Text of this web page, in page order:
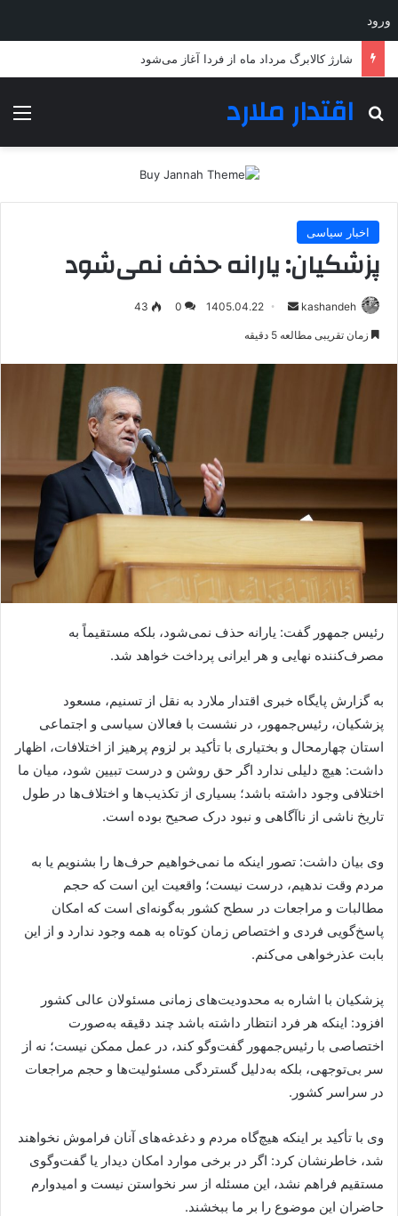
ورود
شارژ کالابرگ مرداد ماه از فردا آغاز می‌شود
اقتدار ملارد
جستجو برای
اخبار سیاسی
پزشکیان: یارانه حذف نمی‌شود
kashandeh
ارسال1405.04.22
0
43
زمان تقریبی مطالعه 5 دقیقه
رئیس‌ جمهور گفت: یارانه حذف نمی‌شود، بلکه مستقیماً به
مصرف‌کننده نهایی و هر ایرانی پرداخت خواهد شد.
به گزارش پایگاه خبری اقتدار ملارد به نقل از تسنیم، مسعود
پزشکیان، رئیس‌جمهور، در نشست با فعالان سیاسی و اجتماعی
استان چهارمحال و بختیاری با تأکید بر لزوم پرهیز از اختلافات، اظهار
داشت: هیچ دلیلی ندارد اگر حق روشن و درست تبیین شود، میان ما
اختلافی وجود داشته باشد؛ بسیاری از تکذیب‌ها و اختلاف‌ها در طول
تاریخ ناشی از ناآگاهی و نبود درک صحیح بوده است.
وی بیان داشت: تصور اینکه ما نمی‌خواهیم حرف‌ها را بشنویم یا به
مردم وقت ندهیم، درست نیست؛ واقعیت این است که حجم
مطالبات و مراجعات در سطح کشور به‌گونه‌ای است که امکان
پاسخ‌گویی فردی و اختصاص زمان کوتاه به همه وجود ندارد و از این
بابت عذرخواهی می‌کنم.
پزشکیان با اشاره به محدودیت‌های زمانی مسئولان عالی کشور
افزود: اینکه هر فرد انتظار داشته باشد چند دقیقه به‌صورت
اختصاصی با رئیس‌جمهور گفت‌وگو کند، در عمل ممکن نیست؛ نه از
سر بی‌توجهی، بلکه به‌دلیل گستردگی مسئولیت‌ها و حجم مراجعات
در سراسر کشور.
وی با تأکید بر اینکه هیچ‌گاه مردم و دغدغه‌های آنان فراموش نخواهند
شد، خاطرنشان کرد: اگر در برخی موارد امکان دیدار یا گفت‌وگوی
مستقیم فراهم نشد، این مسئله از سر نخواستن نیست و امیدوارم
حاضران این موضوع را بر ما ببخشند.